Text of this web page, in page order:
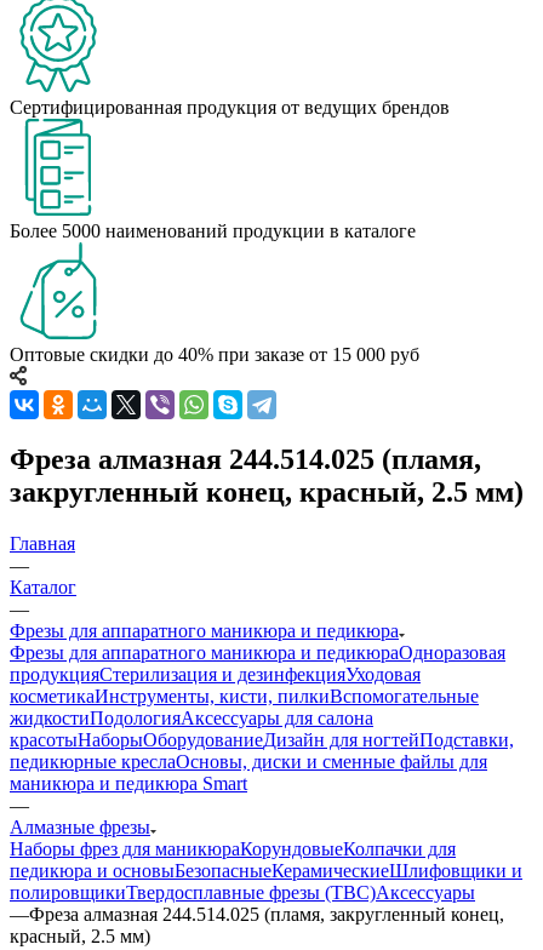
Сертифицированная продукция от ведущих брендов
Более 5000 наименований продукции в каталоге
Оптовые скидки до 40% при заказе от 15 000 руб
Фреза алмазная 244.514.025 (пламя,
закругленный конец, красный, 2.5 мм)
Главная
—
Каталог
—
Фрезы для аппаратного маникюра и педикюра
Фрезы для аппаратного маникюра и педикюраОдноразовая
продукцияСтерилизация и дезинфекцияУходовая
косметикаИнструменты, кисти, пилкиВспомогательные
жидкостиПодологияАксессуары для салона
красотыНаборыОборудованиеДизайн для ногтейПодставки,
педикюрные креслаОсновы, диски и сменные файлы для
маникюра и педикюра Smart
—
Алмазные фрезы
Наборы фрез для маникюраКорундовыеКолпачки для
педикюра и основыБезопасныеКерамическиеШлифовщики и
полировщикиТвердосплавные фрезы (ТВС)Аксессуары
—Фреза алмазная 244.514.025 (пламя, закругленный конец,
красный, 2.5 мм)